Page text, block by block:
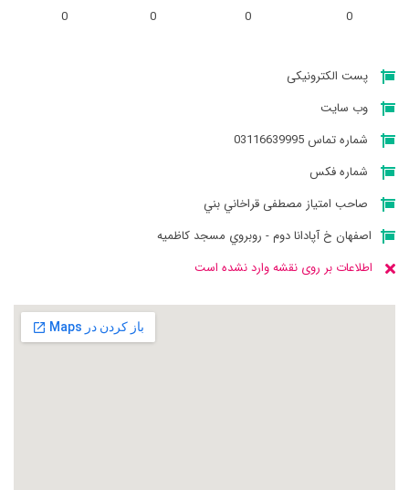
0
0
0
0
پست الکترونیکی
وب سایت
شماره تماس 03116639995
شماره فکس
صاحب امتیاز مصطفی قراخاني بني
اصفهان خ آپادانا دوم - روبروي مسجد كاظميه
اطلاعات بر روی نقشه وارد نشده است